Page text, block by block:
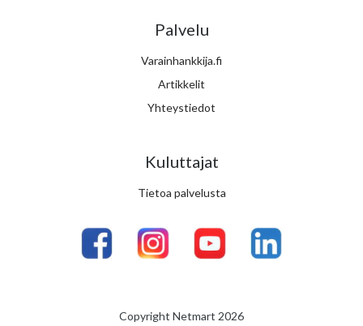
Palvelu
Varainhankkija.fi
Artikkelit
Yhteystiedot
Kuluttajat
Tietoa palvelusta
Copyright Netmart 2026